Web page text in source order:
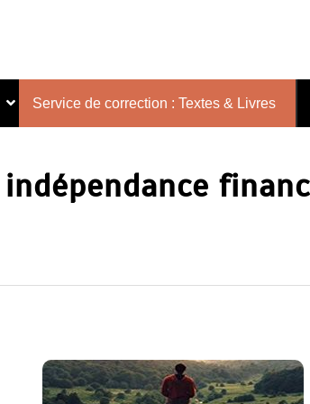
Service de correction : Textes & Livres
indépendance